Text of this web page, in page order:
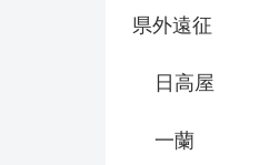
県外遠征
日高屋
一蘭